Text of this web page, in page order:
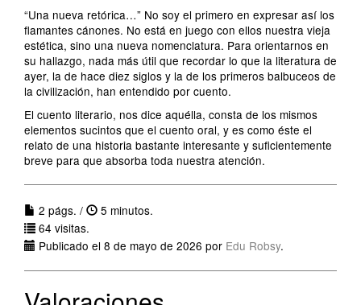
“Una nueva retórica…” No soy el primero en expresar así los
flamantes cánones. No está en juego con ellos nuestra vieja
estética, sino una nueva nomenclatura. Para orientarnos en
su hallazgo, nada más útil que recordar lo que la literatura de
ayer, la de hace diez siglos y la de los primeros balbuceos de
la civilización, han entendido por cuento.
El cuento literario, nos dice aquélla, consta de los mismos
elementos sucintos que el cuento oral, y es como éste el
relato de una historia bastante interesante y suficientemente
breve para que absorba toda nuestra atención.
2 págs. /
5 minutos.
64 visitas.
Publicado el 8 de mayo de 2026 por Edu Robsy.